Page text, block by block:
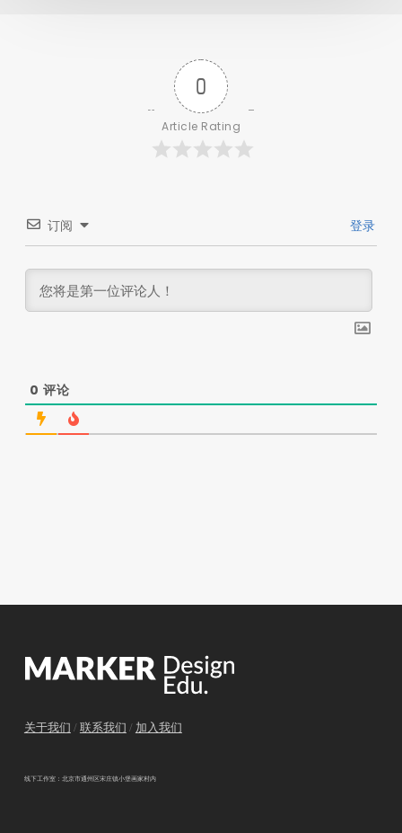
0
Article Rating
订阅 登录
0 评论
关于我们 / 联系我们 / 加入我们
线下工作室：北京市通州区宋庄镇小堡画家村内